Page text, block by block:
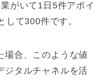
がいて1日5件アポイ
して300件です。
場合、このような値
ジタルチャネルを活